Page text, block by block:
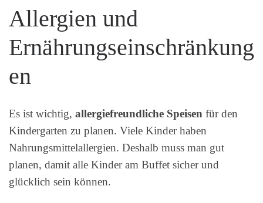
Allergien und
Ernährungseinschränkung
en
Es ist wichtig, allergiefreundliche Speisen für den
Kindergarten zu planen. Viele Kinder haben
Nahrungsmittelallergien. Deshalb muss man gut
planen, damit alle Kinder am Buffet sicher und
glücklich sein können.